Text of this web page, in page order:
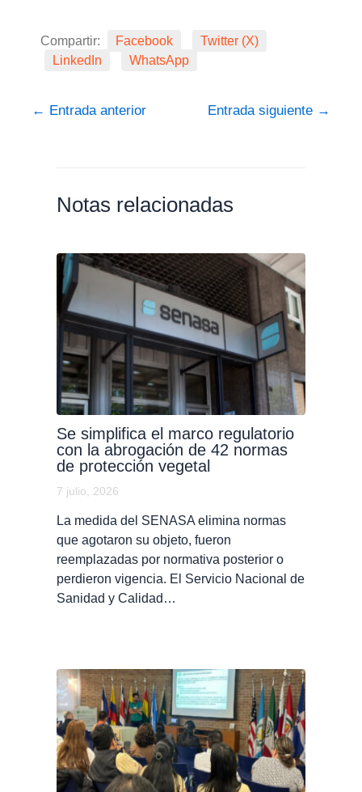
Compartir: Facebook
Twitter (X)
LinkedIn
WhatsApp
← Entrada anterior Entrada siguiente →
Notas relacionadas
Se simplifica el marco regulatorio
con la abrogación de 42 normas
de protección vegetal
7 julio, 2026
La medida del SENASA elimina normas
que agotaron su objeto, fueron
reemplazadas por normativa posterior o
perdieron vigencia. El Servicio Nacional de
Sanidad y Calidad…